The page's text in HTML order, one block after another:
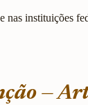
nas instituições
—